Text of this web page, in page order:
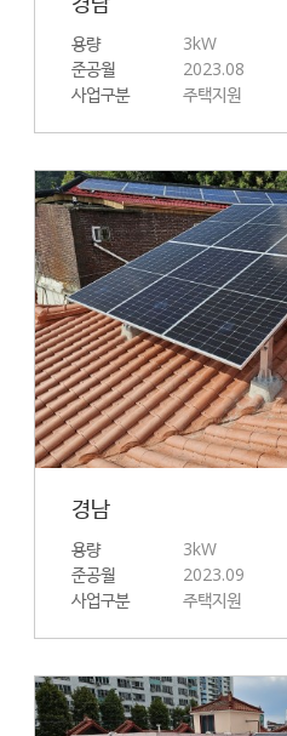
용량
3kW
준공월
2023.08
사업구분
주택지원
경남
용량
3kW
준공월
2023.09
사업구분
주택지원